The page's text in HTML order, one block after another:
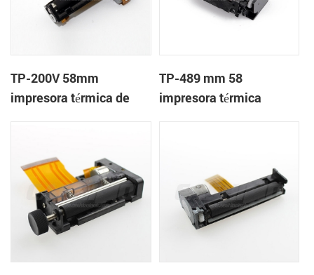
TP-200V 58mm
impresora térmica de
TP-489 mm 58
impresora térmica